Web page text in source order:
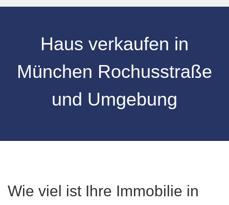
Haus verkaufen in
München Rochusstraße
und Umgebung
Wie viel ist Ihre Immobilie in